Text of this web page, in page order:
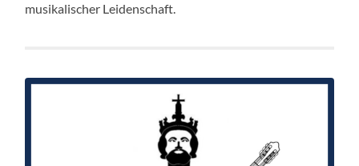
musikalischer Leidenschaft.